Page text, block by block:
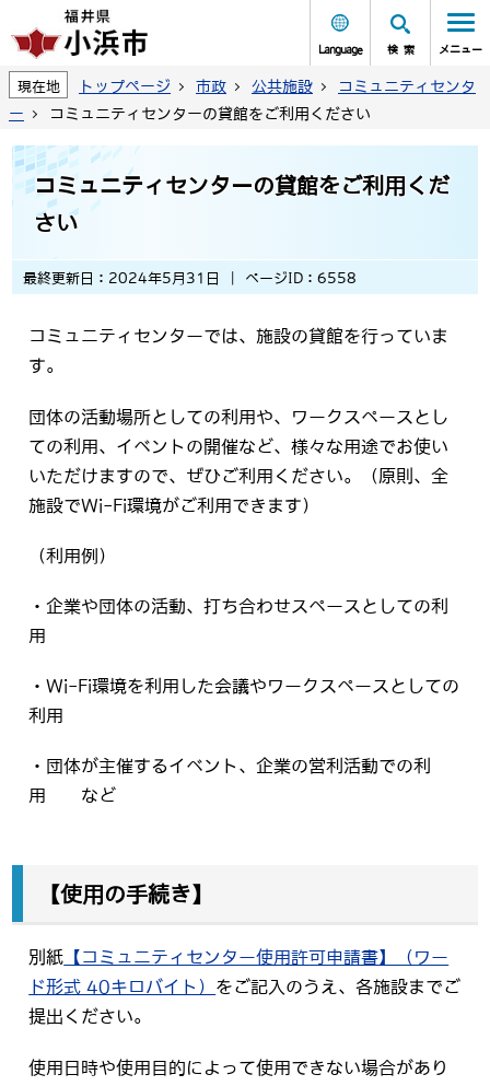
Language 検索 メニュー
現在地 トップページ 市政 公共施設
コミュニティセンタ
ー
コミュニティセンターの貸館をご利用ください
コミュニティセンターの貸館をご利用くだ
さい
最終更新日：2024年5月31日 ページID：6558
コミュニティセンターでは、施設の貸館を行っていま
す。
団体の活動場所としての利用や、ワークスペースとし
ての利用、イベントの開催など、様々な用途でお使い
いただけますので、ぜひご利用ください。（原則、全
施設でWi-Fi環境がご利用できます）
（利用例）
・企業や団体の活動、打ち合わせスペースとしての利
用
・Wi-Fi環境を利用した会議やワークスペースとしての
利用
・団体が主催するイベント、企業の営利活動での利
用 など
【使用の手続き】
別紙 【コミュニティセンター使用許可申請書】（ワー
ド形式 40キロバイト） をご記入のうえ、各施設までご
提出ください。
使用日時や使用目的によって使用できない場合があり